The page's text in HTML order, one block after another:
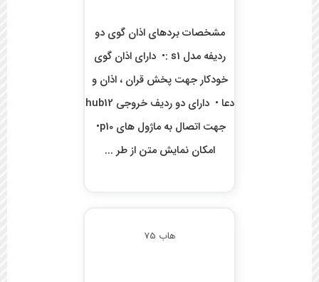
مشخصات بردهای اذان گوی دو
ردیفه مدل s1 :• دارای اذان گوی
خودکار جهت پخش قران ، اذان و
دعا • دارای دو ردیف خروجی hub12
جهت اتصال به ماژول های p10•
امکان نمایش متن از طر ...
هاب 75